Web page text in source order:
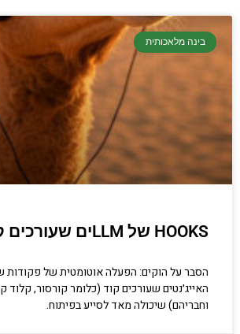
בינה מלאכותית
HOOKS של LLMים שעורכים קוד
הסבר על הוקים: הפעלה אוטומטית של פקודות
האייג׳נטים שעורכים קוד (כלומר קורסור, קלוד
וחבריהם) שיכולה מאד לסייע בפיתוח.